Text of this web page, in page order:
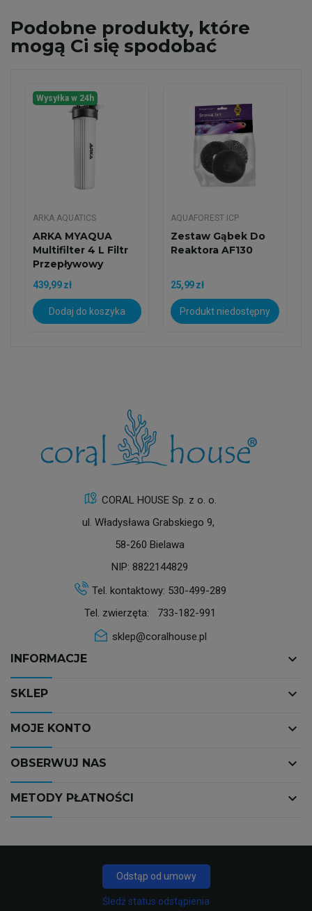
Podobne produkty, które
mogą Ci się spodobać
Wysyłka w 24h
ARKA AQUATICS
ARKA MYAQUA
Multifilter 4 L Filtr
Przepływowy
439,99 zł
Dodaj do koszyka
AQUAFOREST ICP
Zestaw Gąbek Do
Reaktora AF130
25,99 zł
Produkt niedostępny
CORAL HOUSE Sp. z o. o.
ul. Władysława Grabskiego 9,
58-260 Bielawa
NIP: 8822144829
Tel. kontaktowy: 530-499-289
Tel. zwierzęta: 733-182-991
sklep@coralhouse.pl
INFORMACJE keyboard_arrow_down
SKLEP keyboard_arrow_down
MOJE KONTO keyboard_arrow_down
OBSERWUJ NAS keyboard_arrow_down
METODY PŁATNOŚCI keyboard_arrow_down
Odstąp od umowy
Śledź status odstąpienia